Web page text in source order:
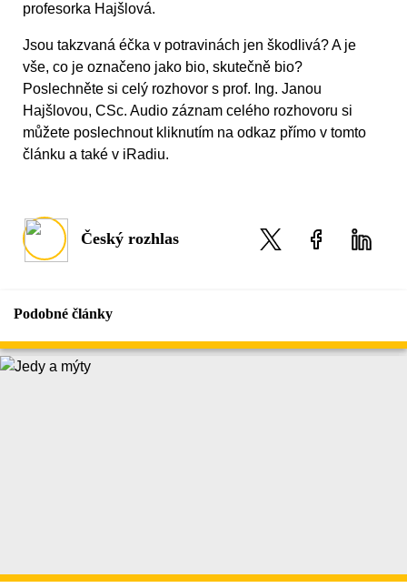
profesorka Hajšlová.
Jsou takzvaná éčka v potravinách jen škodlivá? A je
vše, co je označeno jako bio, skutečně bio?
Poslechněte si celý rozhovor s prof. Ing. Janou
Hajšlovou, CSc. Audio záznam celého rozhovoru si
můžete poslechnout kliknutím na odkaz přímo v tomto
článku a také v iRadiu.
Český rozhlas
Podobné články